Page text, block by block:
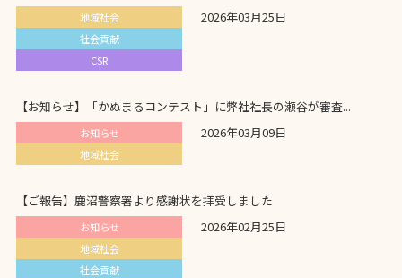
地域社会
社会貢献
CSR
2026年03月25日
【お知らせ】「かぬまるコンテスト」に弊社社長の瀬谷が審査...
お知らせ
地域社会
2026年03月09日
【ご報告】鹿沼警察署より感謝状を拝受しました
お知らせ
地域社会
社会貢献
2026年02月25日